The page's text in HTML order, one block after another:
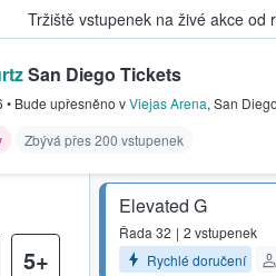
Tržiště vstupenek na živé akce od
Místo, kde fanoušci
San Diego Tickets
• Bude upřesněno vViejas Arena, San Diego
Zbývá přes 200 vstupenek
Elevated G
Řada 32
2 vstupenek
Rychlé doručení
5+